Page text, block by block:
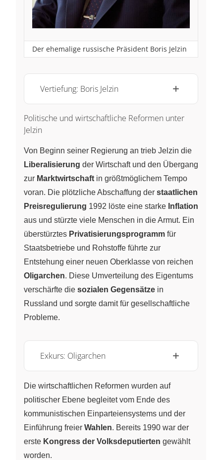
Der ehemalige russische Präsident Boris Jelzin
Vertiefung: Boris Jelzin
Politische und wirtschaftliche Reformen unter
Jelzin
Von Beginn seiner Regierung an trieb Jelzin die
Liberalisierung der Wirtschaft und den Übergang
zur Marktwirtschaft in größtmöglichem Tempo
voran. Die plötzliche Abschaffung der staatlichen
Preisregulierung 1992 löste eine starke Inflation
aus und stürzte viele Menschen in die Armut. Ein
überstürztes Privatisierungsprogramm für
Staatsbetriebe und Rohstoffe führte zur
Entstehung einer neuen Oberklasse von reichen
Oligarchen. Diese Umverteilung des Eigentums
verschärfte die sozialen Gegensätze in
Russland und sorgte damit für gesellschaftliche
Probleme.
Exkurs: Oligarchen
Die wirtschaftlichen Reformen wurden auf
politischer Ebene begleitet vom Ende des
kommunistischen Einparteiensystems und der
Einführung freier Wahlen. Bereits 1990 war der
erste Kongress der Volksdeputierten gewählt
worden.